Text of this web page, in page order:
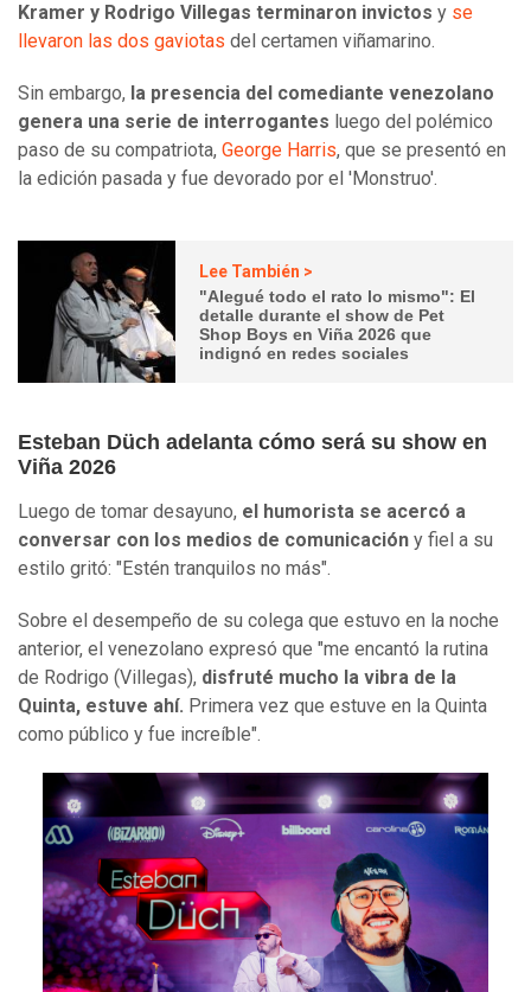
Kramer y Rodrigo Villegas terminaron invictos y se
llevaron las dos gaviotas del certamen viñamarino.
Sin embargo, la presencia del comediante venezolano
genera una serie de interrogantes luego del polémico
paso de su compatriota, George Harris, que se presentó en
la edición pasada y fue devorado por el 'Monstruo'.
Lee También >
"Alegué todo el rato lo mismo": El
detalle durante el show de Pet
Shop Boys en Viña 2026 que
indignó en redes sociales
Esteban Düch adelanta cómo será su show en
Viña 2026
Luego de tomar desayuno, el humorista se acercó a
conversar con los medios de comunicación y fiel a su
estilo gritó: "Estén tranquilos no más".
Sobre el desempeño de su colega que estuvo en la noche
anterior, el venezolano expresó que "me encantó la rutina
de Rodrigo (Villegas), disfruté mucho la vibra de la
Quinta, estuve ahí. Primera vez que estuve en la Quinta
como público y fue increíble".